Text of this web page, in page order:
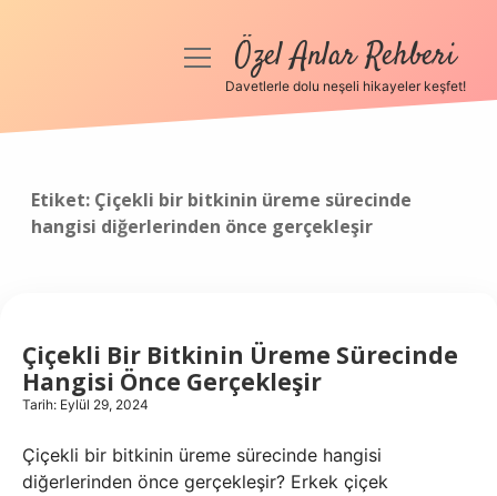
Anasayfa
Yasal Uyarı
menüyüÖzel Anlar Rehberi
Davetlerle dolu neşeli hikayeler keşfet!
Etiket: Çiçekli bir bitkinin üreme sürecinde
hangisi diğerlerinden önce gerçekleşir
Çiçekli Bir Bitkinin Üreme Sürecinde
Hangisi Önce Gerçekleşir
Tarih: Eylül 29, 2024
Çiçekli bir bitkinin üreme sürecinde hangisi
diğerlerinden önce gerçekleşir? Erkek çiçek